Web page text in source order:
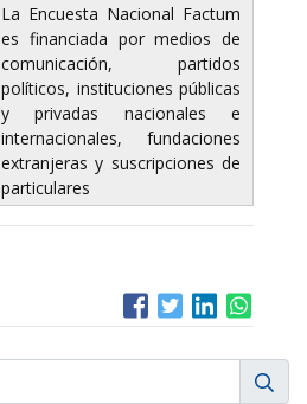
La Encuesta Nacional Factum
es financiada por medios de
comunicación, partidos
políticos, instituciones públicas
y privadas nacionales e
internacionales, fundaciones
extranjeras y suscripciones de
particulares